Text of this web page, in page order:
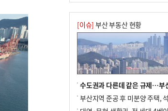
[이슈] 부산 부동산 현황